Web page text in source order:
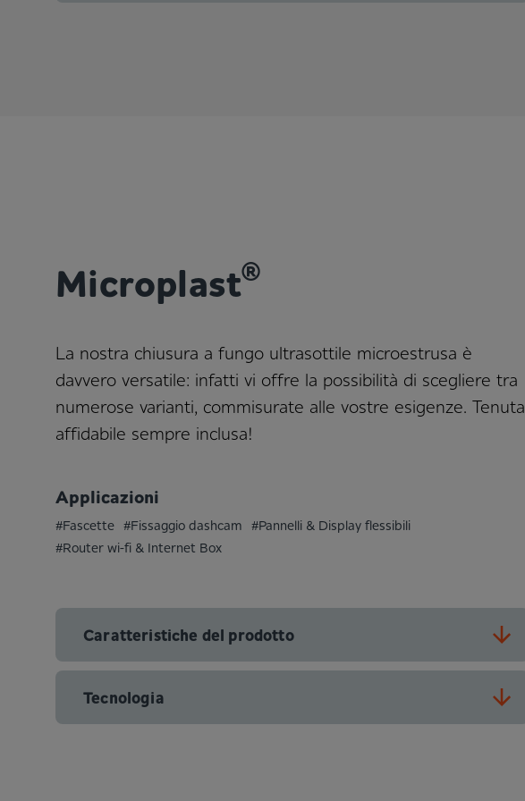
Microplast®
La nostra chiusura a fungo ultrasottile microestrusa è
davvero versatile: infatti vi offre la possibilità di scegliere tra
numerose varianti, commisurate alle vostre esigenze. Tenuta
affidabile sempre inclusa!
Applicazioni
#Fascette #Fissaggio dashcam #Pannelli & Display flessibili
#Router wi-fi & Internet Box
Caratteristiche del prodotto
Tecnologia